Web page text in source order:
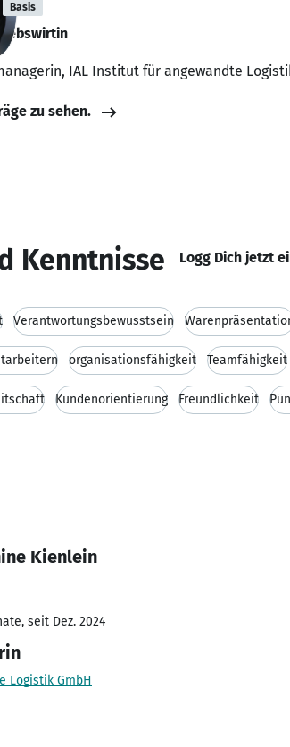
Basis
IAL Institut für angewandte
zu sehen.
Kenntnisse Logg Dich jetzt
Verantwortungsbewusstsein
organisationsfähigkeit Teamfähigkeit
Kundenorientierung Freundlichkeit
Kienlein
seit Dez. 2024
Logistik GmbH